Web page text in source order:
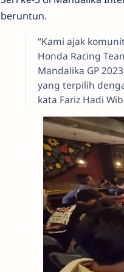
beruntun.
“Kami ajak
Honda Racing
Mandalika GP
yang terpilih
kata Fariz Hadi